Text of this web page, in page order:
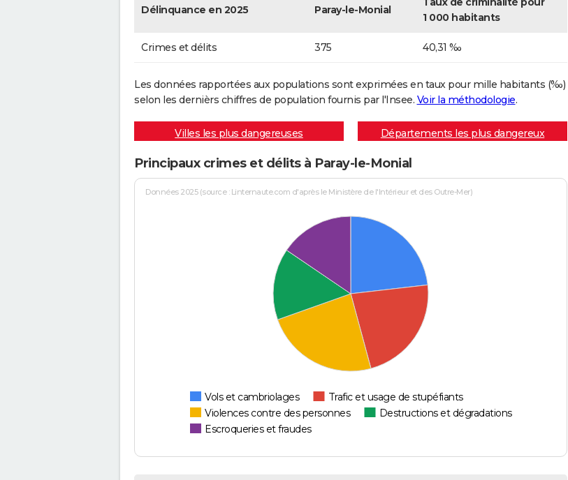
Délinquance en 2025 Paray-le-Monial
1 000 habitants
Crimes et délits 375 40,31 ‰
Les données rapportées aux populations sont exprimées en taux pour mille habitants (‰)
selon les dernièrs chiffres de population fournis par l'Insee. Voir la méthodologie.
Villes les plus dangereuses Départements les plus dangereux
Principaux crimes et délits à Paray-le-Monial
Données 2025 (source : Linternaute.com d'après le Ministère de l'Intérieur et des Outre-Mer)
Vols et cambriolages
Trafic et usage de stupéfiants
Violences contre des personnes
Destructions et dégradations
Escroqueries et fraudes